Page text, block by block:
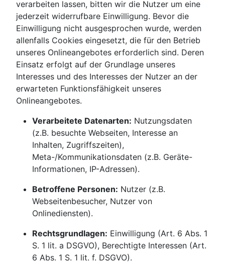
verarbeiten lassen, bitten wir die Nutzer um eine
jederzeit widerrufbare Einwilligung. Bevor die
Einwilligung nicht ausgesprochen wurde, werden
allenfalls Cookies eingesetzt, die für den Betrieb
unseres Onlineangebotes erforderlich sind. Deren
Einsatz erfolgt auf der Grundlage unseres
Interesses und des Interesses der Nutzer an der
erwarteten Funktionsfähigkeit unseres
Onlineangebotes.
Verarbeitete Datenarten: Nutzungsdaten
(z.B. besuchte Webseiten, Interesse an
Inhalten, Zugriffszeiten),
Meta-/Kommunikationsdaten (z.B. Geräte-
Informationen, IP-Adressen).
Betroffene Personen: Nutzer (z.B.
Webseitenbesucher, Nutzer von
Onlinediensten).
Rechtsgrundlagen: Einwilligung (Art. 6 Abs. 1
S. 1 lit. a DSGVO), Berechtigte Interessen (Art.
6 Abs. 1 S. 1 lit. f. DSGVO).